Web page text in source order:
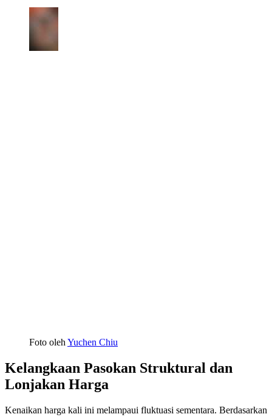
Foto olehYuchen Chiu
Kelangkaan Pasokan Struktural dan
Lonjakan Harga
Kenaikan harga kali ini melampaui fluktuasi sementara. Berdasarkan